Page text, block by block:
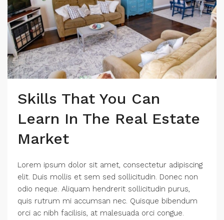
Skills That You Can
Learn In The Real Estate
Market
Lorem ipsum dolor sit amet, consectetur adipiscing
elit. Duis mollis et sem sed sollicitudin. Donec non
odio neque. Aliquam hendrerit sollicitudin purus,
quis rutrum mi accumsan nec. Quisque bibendum
orci ac nibh facilisis, at malesuada orci congue.